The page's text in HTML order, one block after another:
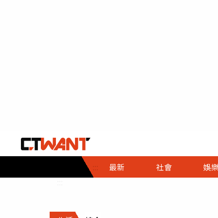
::: 最新 社會
社會首頁
時事
調查
娛樂
娛樂首頁
即時
財經首頁
熱線
政